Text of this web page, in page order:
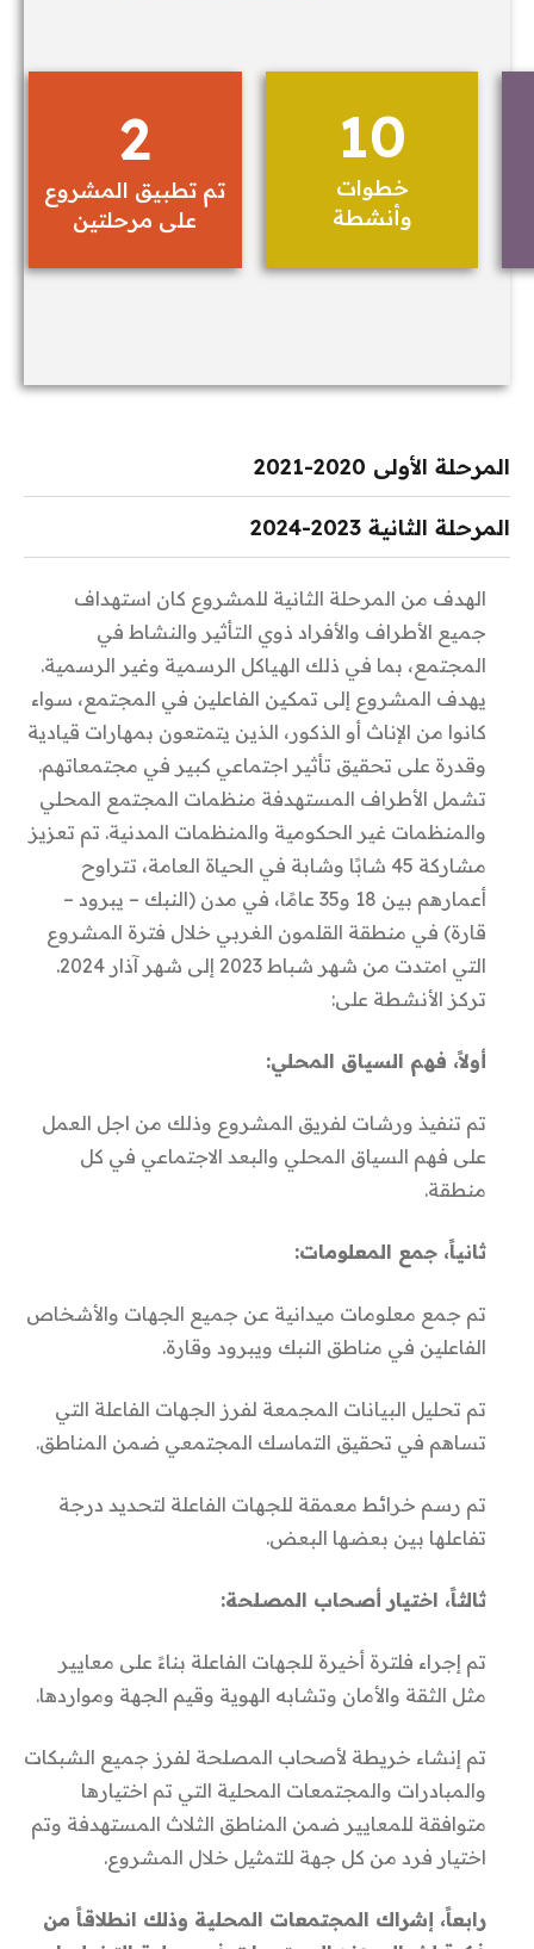
10
خطوات
وأنشطة
2
تم تطبيق المشروع
على مرحلتين
المرحلة الأولى 2020-2021
ضمن مدن (النبك – يبرود – قارة) في منطقة القلمون
الغربي.
وامتدت هذه المرحلة على مدار ثلاثة أشهر من شهر
تشرين الأول لعام 2020 ولنهاية شهر كانون الثاني لعام
2021. وتم خلالها العمل على تنفيذ مجموعة من الأنشطة
الرئيسية والفرعية بغية الوصول لنتائج المشروع
المخطط لها.
وشملت الأنشطة الرئيسية المنفذة:
ثلاث دورات تدريبية بمعدل 4 أيام تدريبية لكل دورة،
التدريبية في جزئها الأول على تعزيز الوعي بمواضيع
المجتمعية ودور الشباب في عملية التنمية أما الجزء
الثاني فركز على بناء مهارات المشاركين/ات لتصميم
وتنفيذ المبادرات التنموية.
ضمن المدن التي استهدفها المشروع وذلك انطلاقاً من
للمبادرات مع مراعاة الاحتياجات المجتمعية وأولوياتها
3 اجتماعات تنسيقية بغية التشبيك وبناء الشركات مع
الجهات الفاعلة الحكومية وغير حكومية ضمن المدن
لدعم تنفيذ المبادرات وتقديم التسهيلات اللازمة لها.
تصميم وتنفيذ 3 مبادرات تنموية لبت احتياجات
ورأس المعرة) وشارك فيها 79 شاب/ـة ممن حضروا
الدورات التدريبية إلى جانب متطوعين/ات من فئة
مستوى نظافة الشوارع التي نفذت في مدينة النبك من
15 متدرب/ـة و17 متطوع/ـة، أما مبادرة المساحة
الصديقة للشباب في مدينة قارة فتألف فريقها من 16
متدرب/ـة و 5 متطوع/ـة، وتألف فريق مبادرة نورّها
ضمن شوارع مدينة يبرود وبلدة رأس المعرة من 9
المرحلة الثانية 2023-2024
الهدف من المرحلة الثانية للمشروع كان استهداف
جميع الأطراف والأفراد ذوي التأثير والنشاط في
المجتمع، بما في ذلك الهياكل الرسمية وغير الرسمية.
يهدف المشروع إلى تمكين الفاعلين في المجتمع، سواء
كانوا من الإناث أو الذكور، الذين يتمتعون بمهارات قيادية
وقدرة على تحقيق تأثير اجتماعي كبير في مجتمعاتهم.
تشمل الأطراف المستهدفة منظمات المجتمع المحلي
والمنظمات غير الحكومية والمنظمات المدنية. تم تعزيز
مشاركة 45 شابًا وشابة في الحياة العامة، تتراوح
أعمارهم بين 18 و35 عامًا، في مدن (النبك – يبرود –
قارة) في منطقة القلمون الغربي خلال فترة المشروع
التي امتدت من شهر شباط 2023 إلى شهر آذار 2024.
تركز الأنشطة على:
أولاً، فهم السياق المحلي:
تم تنفيذ ورشات لفريق المشروع وذلك من اجل العمل
على فهم السياق المحلي والبعد الاجتماعي في كل
منطقة.
ثانياً، جمع المعلومات:
تم جمع معلومات ميدانية عن جميع الجهات والأشخاص
الفاعلين في مناطق النبك ويبرود وقارة.
تم تحليل البيانات المجمعة لفرز الجهات الفاعلة التي
تساهم في تحقيق التماسك المجتمعي ضمن المناطق.
تم رسم خرائط معمقة للجهات الفاعلة لتحديد درجة
تفاعلها بين بعضها البعض.
ثالثاً، اختيار أصحاب المصلحة:
تم إجراء فلترة أخيرة للجهات الفاعلة بناءً على معايير
مثل الثقة والأمان وتشابه الهوية وقيم الجهة ومواردها.
تم إنشاء خريطة لأصحاب المصلحة لفرز جميع الشبكات
والمبادرات والمجتمعات المحلية التي تم اختيارها
متوافقة للمعايير ضمن المناطق الثلاث المستهدفة وتم
اختيار فرد من كل جهة للتمثيل خلال المشروع.
رابعاً، إشراك المجتمعات المحلية وذلك انطلاقاً من